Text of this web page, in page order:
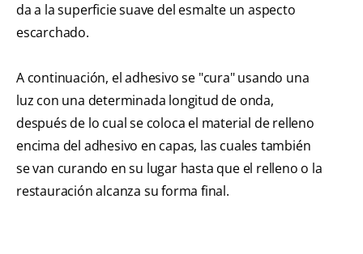
da a la superficie suave del esmalte un aspecto
escarchado.
A continuación, el adhesivo se "cura" usando una
luz con una determinada longitud de onda,
después de lo cual se coloca el material de relleno
encima del adhesivo en capas, las cuales también
se van curando en su lugar hasta que el relleno o la
restauración alcanza su forma final.